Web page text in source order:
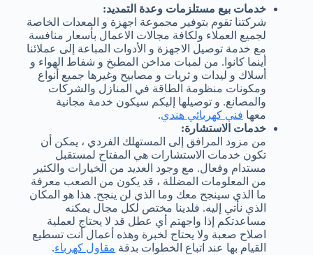
خدمات بيع مستلزمات وعدة التمديد:
شركتنا تقوم بتوفير مجموعة اجهزة و المعدات الخاصة
لجميع العملاء ولكافة مجالات الاعمال بأسعار منافسة
مع خدمة توصيل الاجهزة و الأدوات المباعة إلى عملائنا
أينما كانوا. من لمبات مداخن المطبخ و شفاط الهواء و
أسلاك و ليدات و ثريات و مصابيح وغيرها جميع أنواع
ومكونات منظومة الطاقة في المنازل والشركات
والمصانع. و توصيلها إليكم سيكون خدمة مجانية
معها فني كهربائي هندي.
خدمات الاستشارة:
من مزود المرافق إلى المستهلك الفردي ، يمكن أن
تكون خدمات الاستشارات هي المفتاح لمستقبل
مستدام وفعال. مع وجود العديد من الخيارات والكثير
من المعلومات المضللة ، قد يكون من الصعب معرفة
ما الذي سينجح معك وما الذي لن ينجح. هذا هو المكان
الذي نأتي إليه. فلدينا مختص لكل مجال يمكنه
مساعدتكم إذا واجهتم أي عطل قد لا يحتاج لعملية
اصلاح صعبة ولا يحتاج لخبرة وهذه أعمال أنت تسطيع
القيام بها عند اتباع الخطوات بدقة مقاول كهرباء.